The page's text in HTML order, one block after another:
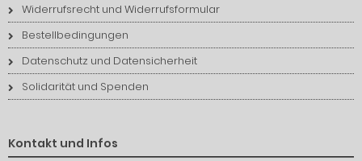
Widerrufsrecht und Widerrufsformular
Bestellbedingungen
Datenschutz und Datensicherheit
Solidarität und Spenden
Kontakt und Infos